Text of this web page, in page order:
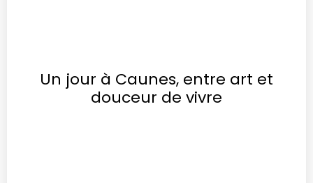
Un jour à Caunes, entre art et
douceur de vivre